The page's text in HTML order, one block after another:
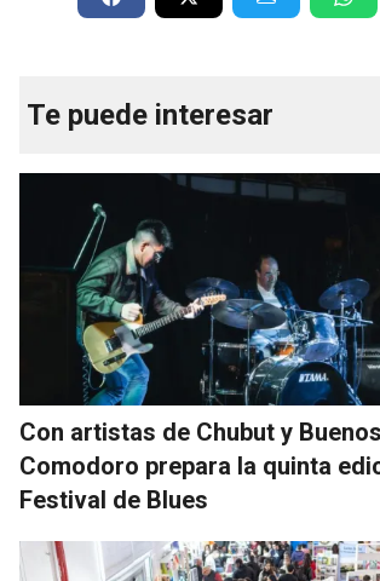
Te puede interesar
Con artistas de Chubut y
Comodoro prepara la quinta
Festival de Blues